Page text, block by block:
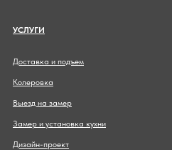
УСЛУГИ
Доставка и подъем
Колеровка
Выезд на замер
Замер и установка кухни
Дизайн-проект